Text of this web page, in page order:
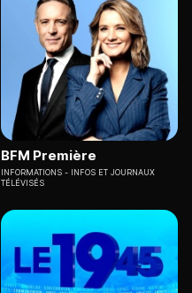
BFM Première
INFORMATIONS
INFOS ET JOURNAUX
TÉLÉVISÉS